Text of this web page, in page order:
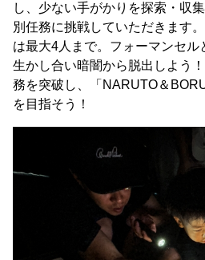
し、少ない手がかりを探索・収
別任務に挑戦していただきます
は最大4人まで。フォーマンセル
生かし合い暗闇から脱出しよう
務を突破し、「NARUTO＆
を目指そう！